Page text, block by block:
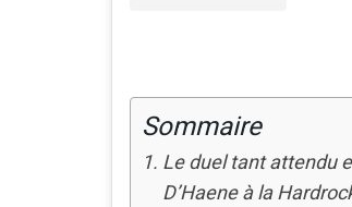
Sommaire
Le duel tant attendu
D’Haene à la